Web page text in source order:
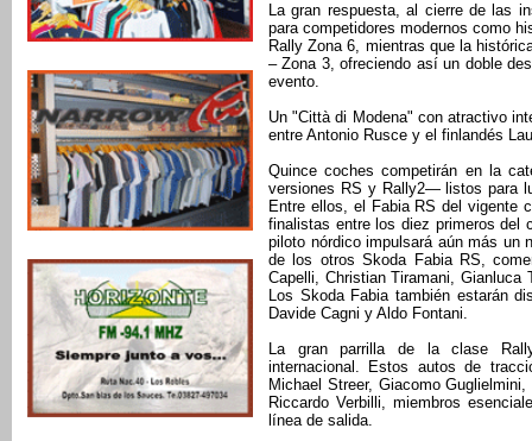
La gran respuesta, al cierre de las
para competidores modernos como
Rally Zona 6, mientras que la
– Zona 3, ofreciendo así un doble
evento.
Un "Città di Modena" con atractivo
entre Antonio Rusce y el finlandés
Quince coches competirán en la
versiones RS y Rally2— listos para
Entre ellos, el Fabia RS del vigente
finalistas entre los diez primeros del
piloto nórdico impulsará aún más un
de los otros Skoda Fabia RS,
Capelli, Christian Tiramani, Gianluca
Los Skoda Fabia también estarán
Davide Cagni y Aldo Fontani.
La gran parrilla de la clase
internacional. Estos autos de
Michael Streer, Giacomo
Riccardo Verbilli, miembros
línea de salida.